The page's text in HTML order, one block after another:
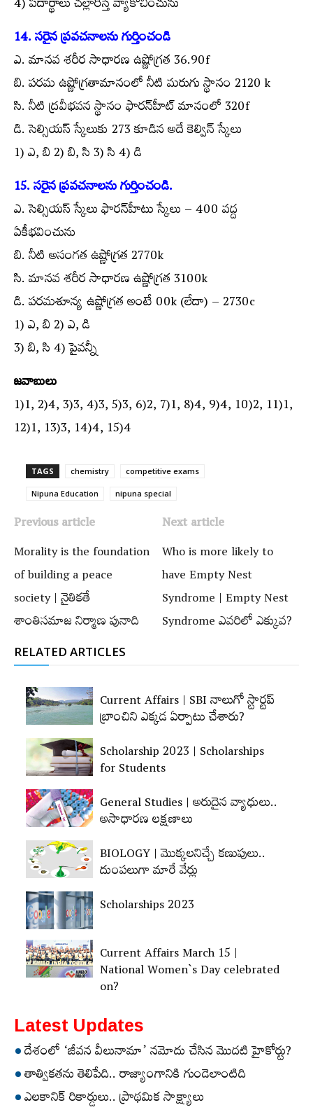
4) పదార్థాలు చల్లారిస్తే వ్యాకోచించును
14. సరైన ప్రవచనాలను గుర్తించండి
ఎ. మానవ శరీర సాధారణ ఉష్ణోగ్రత 36.90f
బి. పరమ ఉష్ణోగ్రతామానంలో నీటి మరుగు స్థానం 2120 k
సి. నీటి ద్రవీభవన స్థానం ఫారన్‌హీట్ మానంలో 320f
డి. సెల్సియస్ స్కేలుకు 273 కూడిన అదే కెల్విన్ స్కేలు
1) ఎ, బి 2) బి, సి 3) సి 4) డి
15. సరైన ప్రవచనాలను గుర్తించండి.
ఎ. సెల్సియస్ స్కేలు ఫారన్‌హీటు స్కేలు – 400 వద్ద
ఏకీభవించును
బి. నీటి అసంగత ఉష్ణోగ్రత 2770k
సి. మానవ శరీర సాధారణ ఉష్ణోగ్రత 3100k
డి. పరమశూన్య ఉష్ణోగ్రత అంటే 00k (లేదా) – 2730c
1) ఎ, బి 2) ఎ, డి
3) బి, సి 4) పైవన్నీ
జవాబులు
1)1, 2)4, 3)3, 4)3, 5)3, 6)2, 7)1, 8)4, 9)4, 10)2, 11)1,
12)1, 13)3, 14)4, 15)4
TAGS chemistry competitive exams
Nipuna Education nipuna special
Previous article
Morality is the foundation
of building a peace
society | నైతికతే
శాంతిసమాజ నిర్మాణ పునాది
Next article
Who is more likely to
have Empty Nest
Syndrome | Empty Nest
Syndrome ఎవరిలో ఎక్కువ?
RELATED ARTICLES
Current Affairs | SBI నాలుగో స్టార్టప్‌
బ్రాంచిని ఎక్కడ ఏర్పాటు చేశారు?
Scholarship 2023 | Scholarships
for Students
General Studies | అరుదైన వ్యాధులు..
అసాధారణ లక్షణాలు
BIOLOGY | మొక్కలనిచ్చే కణుపులు..
దుంపలుగా మారే వేర్లు
Scholarships 2023
Current Affairs March 15 |
National Women`s Day celebrated
on?
Latest Updates
దేశంలో ‘జీవన వీలునామా’ నమోదు చేసిన మొదటి హైకోర్టు?
తాత్వికతను తెలిపేది.. రాజ్యాంగానికి గుండెలాంటిది
ఎలకానిక్‌ రికార్డులు.. ప్రాథమిక సాక్ష్యాలు